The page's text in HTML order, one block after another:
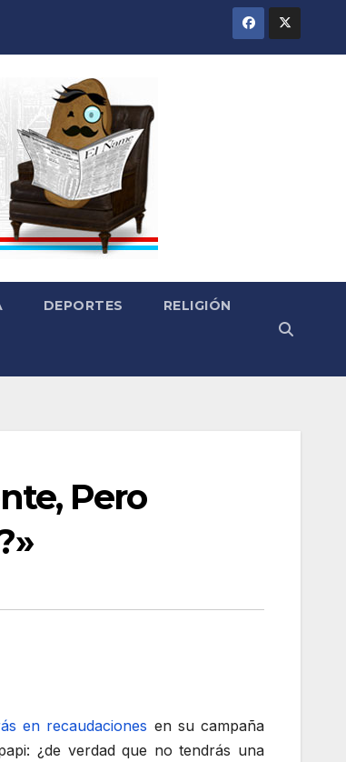
DEPORTES RELIGIÓN
Pero
en recaudaciones en su campaña
¿de verdad que no tendrás una